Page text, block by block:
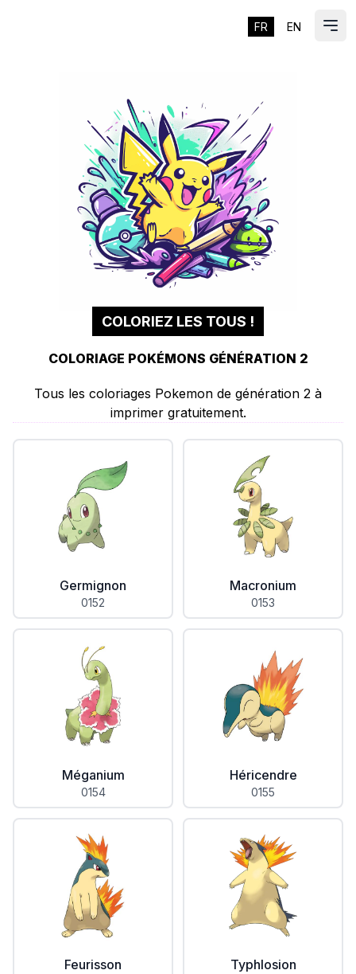
FR EN ES
COLORIEZ LES TOUS !
COLORIAGE POKÉMONS GÉNÉRATION 2
Tous les coloriages Pokemon de génération 2 à
imprimer gratuitement.
Germignon
0152
Macronium
0153
Méganium
0154
Héricendre
0155
Feurisson Typhlosion